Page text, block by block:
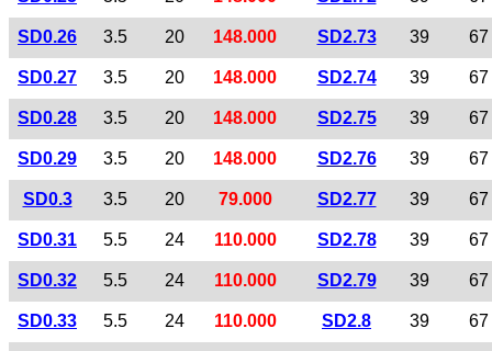
SD0.26 3.5 20 148.000 SD2.73 39 67
SD0.27 3.5 20 148.000 SD2.74 39 67
SD0.28 3.5 20 148.000 SD2.75 39 67
SD0.29 3.5 20 148.000 SD2.76 39 67
SD0.3 3.5 20 79.000 SD2.77 39 67
SD0.31 5.5 24 110.000 SD2.78 39 67
SD0.32 5.5 24 110.000 SD2.79 39 67
SD0.33 5.5 24 110.000 SD2.8 39 67